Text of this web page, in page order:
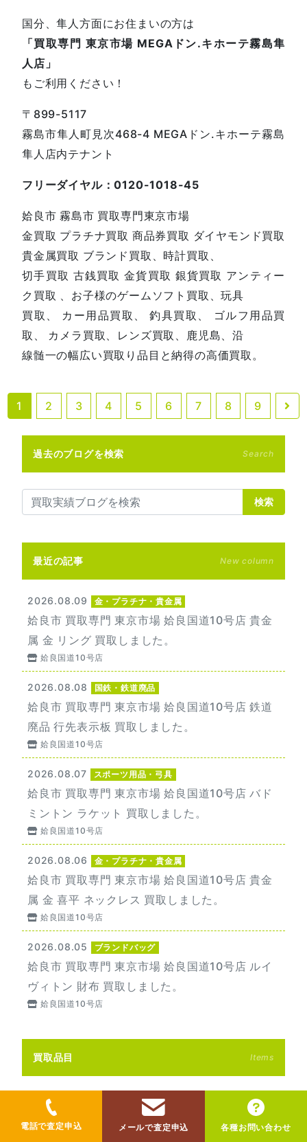
国分、隼人方面にお住まいの方は
「買取専門 東京市場 MEGAドン.キホーテ霧島隼
人店」
もご利用ください！
〒899-5117
霧島市隼人町見次468-4 MEGAドン.キホーテ霧島
隼人店内テナント
フリーダイヤル：0120-1018-45
姶良市 霧島市 買取専門東京市場
金買取 プラチナ買取 商品券買取 ダイヤモンド買取
貴金属買取 ブランド買取、時計買取、
切手買取 古銭買取 金貨買取 銀貨買取 アンティー
ク買取 、お子様のゲームソフト買取、玩具
買取、 カー用品買取、 釣具買取、 ゴルフ用品買
取、 カメラ買取、レンズ買取、鹿児島、沿
線髄一の幅広い買取り品目と納得の高価買取。
1 2 3 4 5 6 7 8 9
過去のブログを検索 Search
検索
最近の記事 New column
2026.08.09 金・プラチナ・貴金属
姶良市 買取専門 東京市場 姶良国道10号店 貴金
属 金 リング 買取しました。
姶良国道10号店
2026.08.08 国鉄・鉄道廃品
姶良市 買取専門 東京市場 姶良国道10号店 鉄道
廃品 行先表示板 買取しました。
姶良国道10号店
2026.08.07 スポーツ用品・弓具
姶良市 買取専門 東京市場 姶良国道10号店 バド
ミントン ラケット 買取しました。
姶良国道10号店
2026.08.06 金・プラチナ・貴金属
姶良市 買取専門 東京市場 姶良国道10号店 貴金
属 金 喜平 ネックレス 買取しました。
姶良国道10号店
2026.08.05 ブランドバッグ
姶良市 買取専門 東京市場 姶良国道10号店 ルイ
ヴィトン 財布 買取しました。
姶良国道10号店
買取品目 Items
鹿児島中央店
姶良国道10号店
電話で査定申込 メールで査定申込 各種お問い合わせ